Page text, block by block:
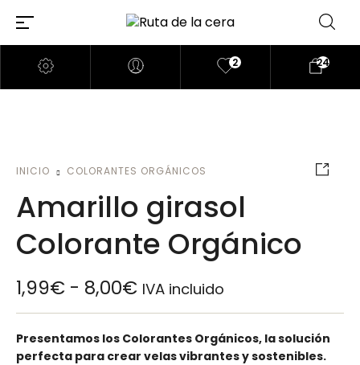
2 24
INICIO COLORANTES ORGÁNICOS
Amarillo girasol
Colorante Orgánico
1,99€ - 8,00€ IVA incluido
Presentamos los Colorantes Orgánicos, la solución
perfecta para crear velas vibrantes y sostenibles.